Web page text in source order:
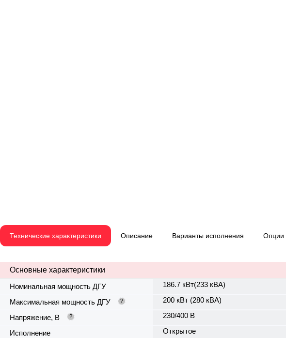
Технические характеристики Описание Варианты исполнения Опции
Основные характеристики
Номинальная мощность ДГУ
186.7 кВт(233 кВА)
Максимальная мощность ДГУ ? 200 кВт (280 кВА)
Напряжение, В ? 230/400 В
Исполнение Открытое